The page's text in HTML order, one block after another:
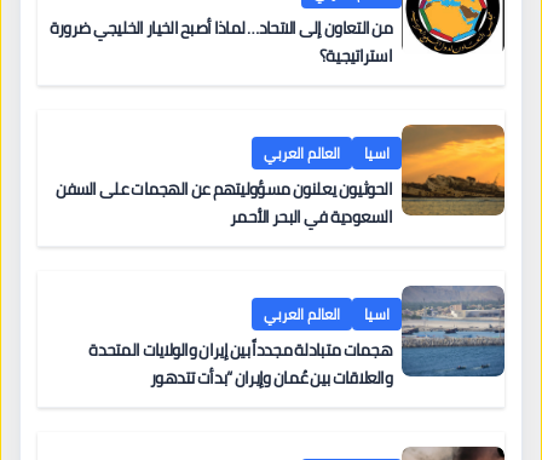
من التعاون إلى الاتحاد… لماذا أصبح الخيار الخليجي ضرورة
استراتيجية؟
اسيا العالم العربي
الحوثيون يعلنون مسؤوليتهم عن الهجمات على السفن
السعودية في البحر الأحمر
اسيا العالم العربي
هجمات متبادلة مجدداً بين إيران والولايات المتحدة
والعلاقات بين عُمان وإيران “بدأت تتدهور